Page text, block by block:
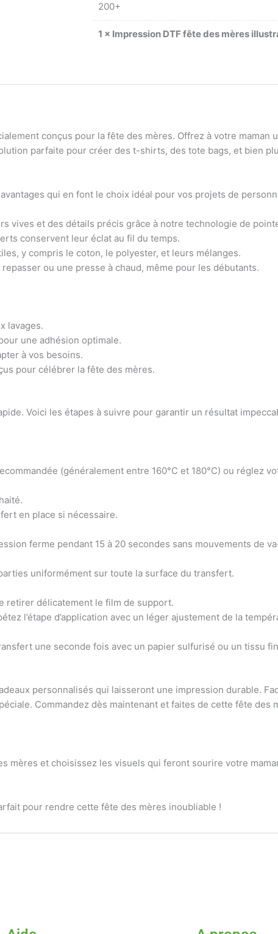
200+
1 × Impression DTF fête des mères
conçus pour la fête des mères. Offrez à votre maman
parfaite pour créer des t-shirts, des tote bags, et bien
qui en font le choix idéal pour vos projets de
vives et des détails précis grâce à notre technologie de
conservent leur éclat au fil du temps.
y compris le coton, le polyester, et leurs mélanges.
ou une presse à chaud, même pour les débutants.
lavages.
une adhésion optimale.
à vos besoins.
pour célébrer la fête des mères.
Voici les étapes à suivre pour garantir un résultat
(généralement entre 160°C et 180°C) ou réglez
en place si nécessaire.
ferme pendant 15 à 20 secondes sans mouvements de
uniformément sur toute la surface du transfert.
retirer délicatement le film de support.
l’étape d’application avec un léger ajustement de la
une seconde fois avec un papier sulfurisé ou un tissu
personnalisés qui laisseront une impression durable.
Commandez dès maintenant et faites de cette fête des
mères et choisissez les visuels qui feront sourire votre
pour rendre cette fête des mères inoubliable !